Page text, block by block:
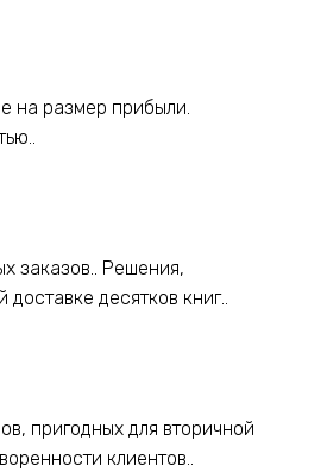
на размер прибыли.
заказов.. Решения,
десятков книг..
пригодных для вторичной
клиентов..